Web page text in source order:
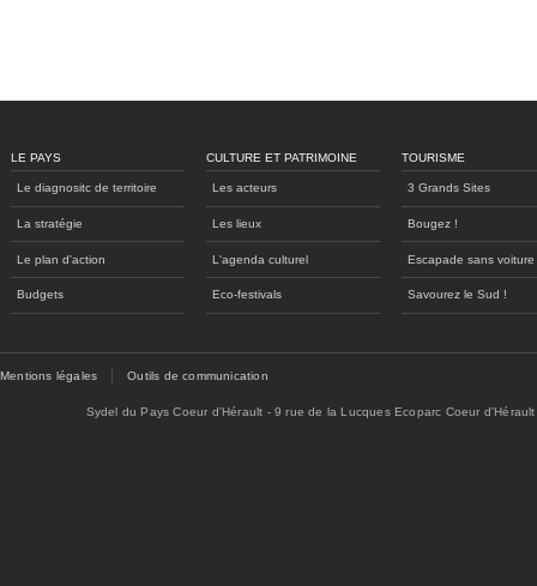
LE PAYS
Le diagnositc de territoire
La stratégie
Le plan d'action
Budgets
CULTURE ET PATRIMOINE
Les acteurs
Les lieux
L'agenda culturel
Eco-festivals
TOURISME
3 Grands Sites
Bougez !
Escapade sans voiture
Savourez le Sud !
Mentions légales Outils de communication
Sydel du Pays Coeur d'Hérault - 9 rue de la Lucques Ecoparc Coeur